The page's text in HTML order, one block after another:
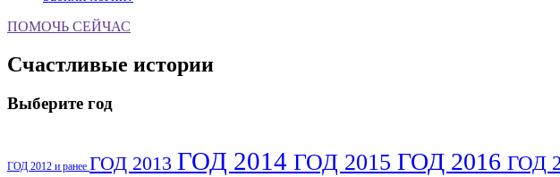
ПОМОЧЬ СЕЙЧАС
Счастливые истории
Выберите год
ГОД 2012 и ранее ГОД 2013 ГОД 2014 ГОД 2015 ГОД 2016 ГОД